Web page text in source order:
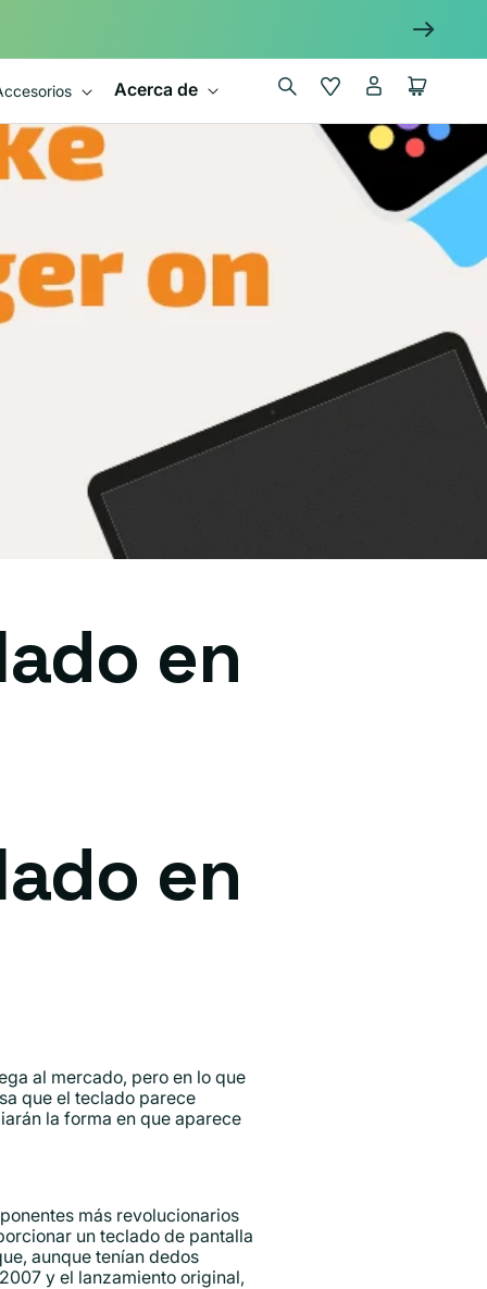
Acerca de Wishlist
sesión
Carrito
en
en
al mercado, pero en lo que
que el teclado parece
la forma en que aparece
más revolucionarios
un teclado de pantalla
aunque tenían dedos
y el lanzamiento original,